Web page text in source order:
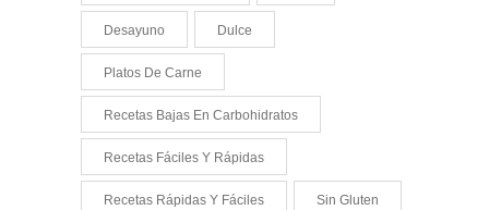
Desayuno Dulce
Platos De Carne
Recetas Bajas En Carbohidratos
Recetas Fáciles Y Rápidas
Recetas Rápidas Y Fáciles Sin Gluten